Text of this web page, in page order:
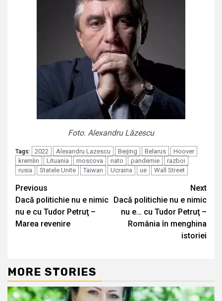
Foto. Alexandru Lăzescu
Tags: 2022 Alexandru Lazescu Beijing Belarus
Hoover
kremlin
Lituania moscova nato pandemie
razboi
rusia
Statele Unite Taiwan Ucraina ue Wall Street
Continue
Reading
Previous
Dacă politichie nu e nimic
nu e cu Tudor Petruţ –
Marea revenire
Next
Dacă politichie nu e nimic
nu e… cu Tudor Petruţ –
România în menghina
istoriei
MORE STORIES